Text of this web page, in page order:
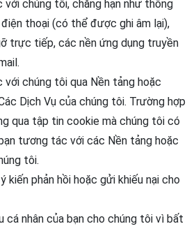
chúng tôi, chẳng hạn như thông
thoại (có thể được ghi âm lại),
trực tiếp, các nền ứng dụng truyền
với chúng tôi qua Nền tảng hoặc
Dịch Vụ của chúng tôi. Trường hợp
qua tập tin cookie mà chúng tôi có
tương tác với các Nền tảng hoặc
tôi.
kiến phản hồi hoặc gửi khiếu nại cho
cá nhân của bạn cho chúng tôi vì bất